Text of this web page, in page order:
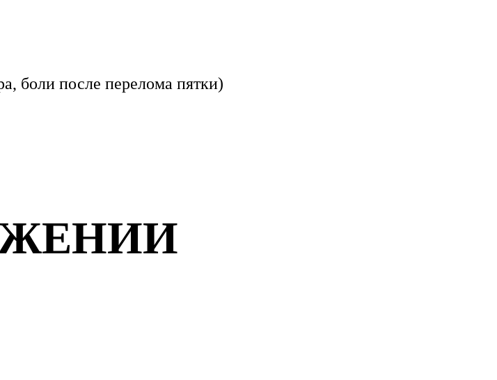
боли после перелома пятки)